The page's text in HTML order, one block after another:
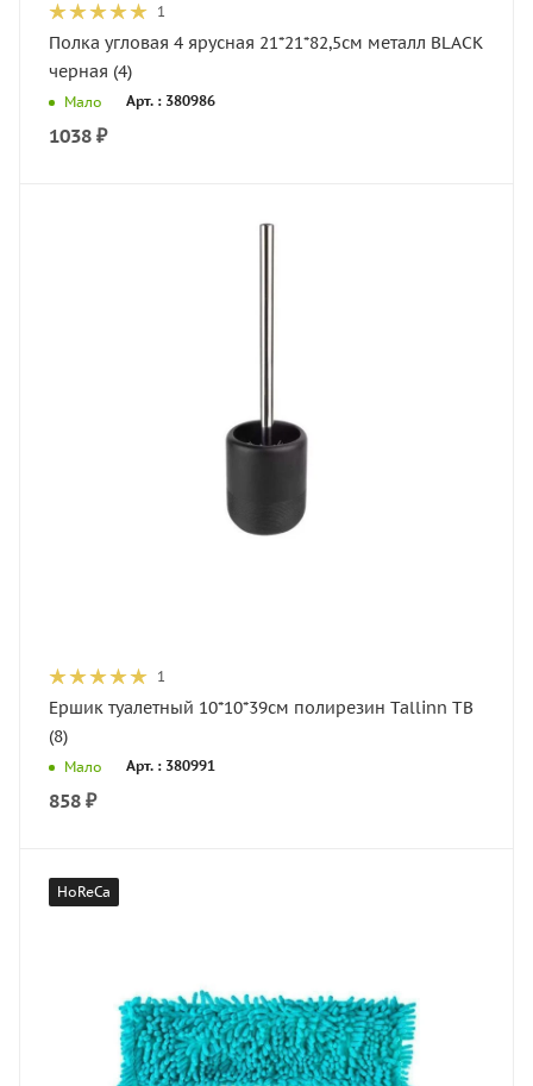
1
Полка угловая 4 ярусная 21*21*82,5см металл BLACK
черная (4)
Мало Арт. : 380986
1038 ₽
1
Ершик туалетный 10*10*39см полирезин Tallinn TB
(8)
Мало Арт. : 380991
858 ₽
HoReCa